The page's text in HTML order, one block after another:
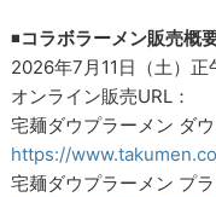
◾コラボラーメン販売概
2026年7月11日（土）正
オンライン販売URL：
宅麺ダウプラーメン ダウ
https://
宅麺ダウプラーメン プ